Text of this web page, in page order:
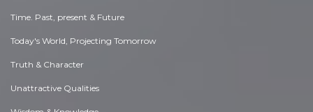
Time. Past, present & Future
Today's World, Projecting Tomorrow
Truth & Character
Unattractive Qualities